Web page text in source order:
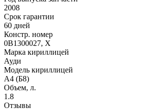
2008
Срок гарантии
60 дней
Констр. номер
0B1300027, X
Марка кириллицей
Ауди
Модель кириллицей
А4 (Б8)
Объем, л.
1.8
Отзывы